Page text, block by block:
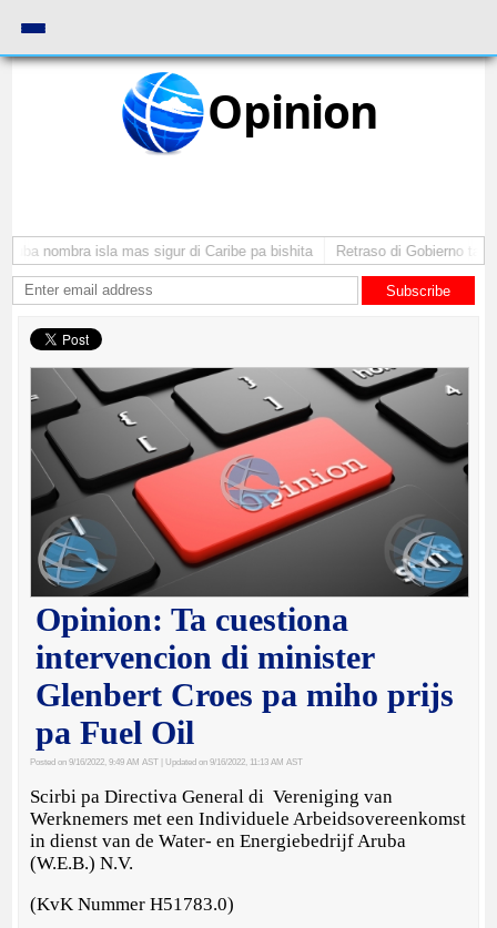
Opinion
nombra isla mas sigur di Caribe pa bishita Retraso di Gobierno ta
Subscribe
Opinion: Ta cuestiona
intervencion di minister
Glenbert Croes pa miho prijs
pa Fuel Oil
Posted on 9/16/2022, 9:49 AM AST | Updated on 9/16/2022, 11:13 AM AST
Scirbi pa Directiva General di Vereniging van
Werknemers met een Individuele Arbeidsovereenkomst
in dienst van de Water- en Energiebedrijf Aruba
(W.E.B.) N.V.
(KvK Nummer H51783.0)